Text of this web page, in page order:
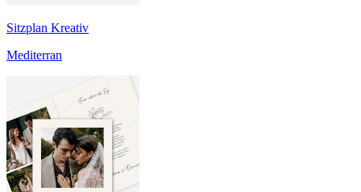
Sitzplan Kreativ
Mediterran